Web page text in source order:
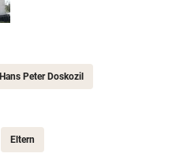
Hans Peter Doskozil
Eltern